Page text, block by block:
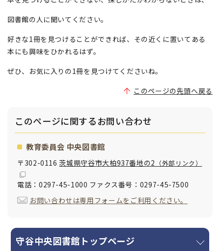
図書館の人に聞いてください。
好きな1冊を見つけることができれば、その近くに置いてある
本にも興味をひかれるはず。
ぜひ、お気に入りの1冊を見つけてくださいね。
このページの先頭へ戻る
このページに関するお問い合わせ
教育委員会 中央図書館
〒302-0116茨城県守谷市大柏937番地の2 （外部リンク）
電話：0297-45-1000 ファクス番号：0297-45-7500
お問い合わせは専用フォームをご利用ください。
守谷中央図書館トップページ